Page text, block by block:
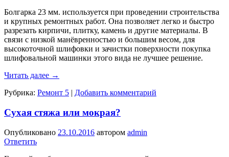
Болгарка 23 мм. используется при проведении строительства
и крупных ремонтных работ. Она позволяет легко и быстро
разрезать кирпичи, плитку, камень и другие материалы. В
связи с низкой манёвренностью и большим весом, для
высокоточной шлифовки и зачистки поверхности покупка
шлифовальной машинки этого вида не лучшее решение.
Читать далее →
Рубрика: Ремонт 5 | Добавить комментарий
Сухая стяжа или мокрая?
Опубликовано 23.10.2016 автором admin
Ответить